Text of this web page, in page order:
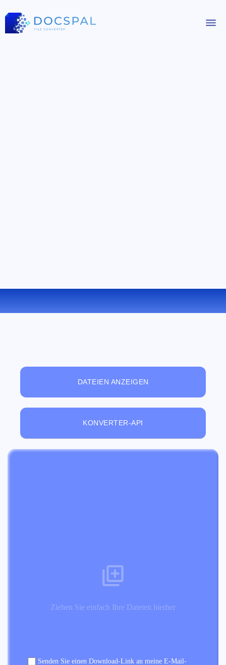
KONVERTIEREN SIE LRF ZU LIT ONLINE
DATEIEN ANZEIGEN
KONVERTER-API
Ziehen Sie einfach Ihre Dateien hierher
Senden Sie einen Download-Link an meine E-Mail-